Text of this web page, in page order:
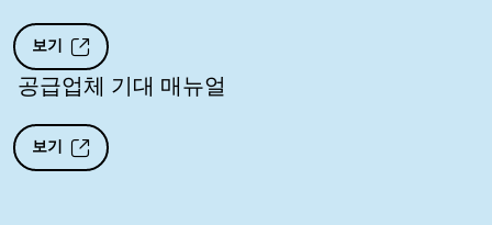
보기
공급업체 기대 매뉴얼
보기